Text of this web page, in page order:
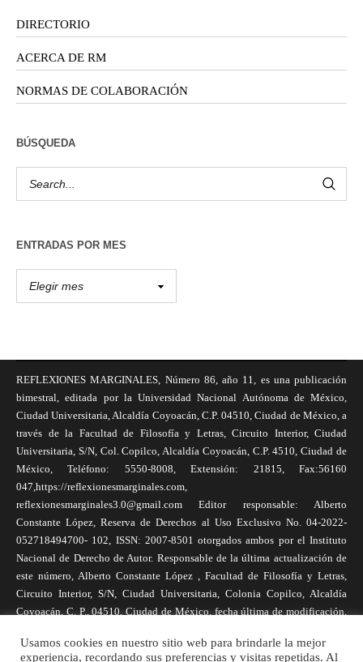
DIRECTORIO
ACERCA DE RM
NORMAS DE COLABORACIÓN
BÚSQUEDA
ENTRADAS POR MES
REFLEXIONES MARGINALES, Número 86, año 11, es una publicación
bimestral, editada por la Universidad Nacional Autónoma de México,
Ciudad Universitaria, Alcaldía Coyoacán, C.P. 04510, Ciudad de México, a
través de la Facultad de Filosofía y Letras, Circuito Interior, Ciudad
Universitaria, S/N, Col. Copilco, Alcaldía Coyoacán, C.P. 4510, Ciudad de
México, Teléfono: 5550-8008, Extensión: 21815, Fax:56160
047,https://reflexionesmarginales.com,
reflexionesmarginales3.0@gmail.com Editor responsable: Alberto
Constante López, Reserva de Derechos al Uso Exclusivo No. 04-2022-
052718494700- 102, ISSN: 2007-8501 otorgados ambos por el Instituto
Nacional de Derecho de Autor. Responsable de la última actualización de
este número, Alberto Constante López , Facultad de Filosofía y Letras,
Circuito Interior, S/N, Ciudad Universitaria, Colonia Copilco, Alcaldía
Coyoacán, C. P., 04510, Ciudad de México, fecha última de modificación,
necesariamente reflejan la postura de la revista, ni de Universidad Nacional
Usamos cookies en nuestro sitio web para brindarle la mejor
experiencia, recordando sus preferencias y visitas repetidas. Al